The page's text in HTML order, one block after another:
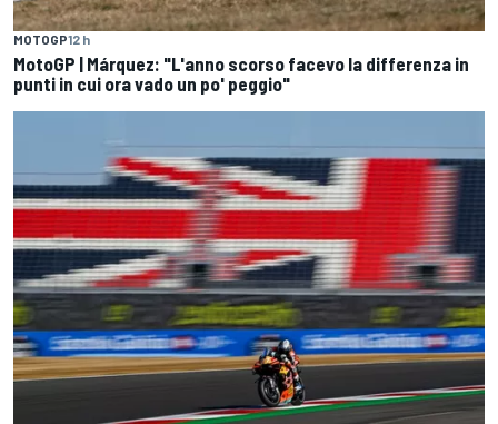
MOTOGP12 h
MotoGP | Márquez: "L'anno scorso facevo la differenza in
punti in cui ora vado un po' peggio"